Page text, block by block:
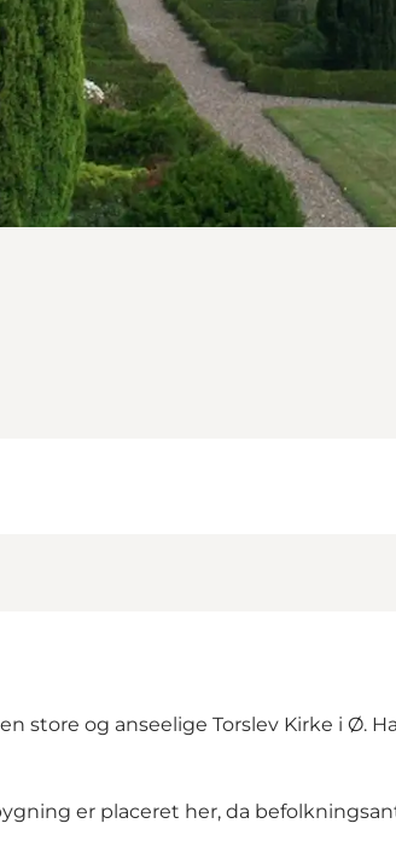
store og anseelige Torslev Kirke i Ø.
er placeret her, da